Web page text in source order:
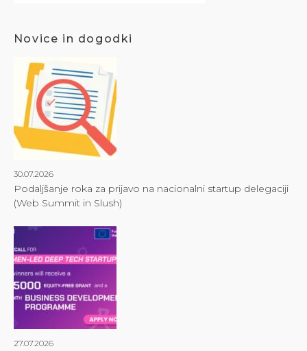
Novice in dogodki
30.07.2026
Podaljšanje roka za prijavo na nacionalni startup delegaciji
(Web Summit in Slush)
27.07.2026